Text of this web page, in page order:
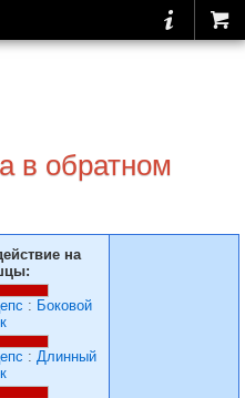
в обратном
на
: Боковой
: Длинный